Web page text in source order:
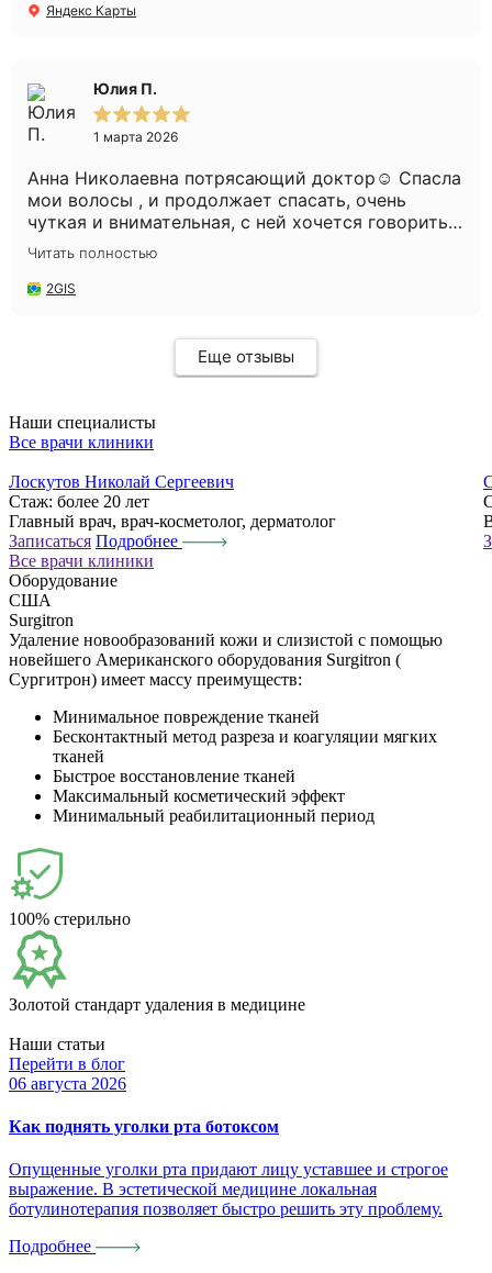
Яндекс Карты
Юлия П.
1 марта 2026
Анна Николаевна потрясающий доктор☺️ Спасла
мои волосы , и продолжает спасать, очень
чуткая и внимательная, с ней хочется говорить
часами😅 Администратор Александра такая
милая, с такой заботой всегда угощает
конфетками😍 Мне нравится у Вас , уютно и
Читать полностью
2GIS
Еще отзывы
Наши специалисты
Все врачи клиники
Лоскутов Николай Сергеевич
Стаж: более 20 лет
Главный врач, врач-косметолог, дерматолог
Записаться Подробнее
Все врачи клиники
Оборудование
США
Surgitron
Удаление новообразований кожи и слизистой с помощью
новейшего Американского оборудования Surgitron (
Сургитрон) имеет массу преимуществ:
Минимальное повреждение тканей
Бесконтактный метод разреза и коагуляции мягких
тканей
Быстрое восстановление тканей
Максимальный косметический эффект
Минимальный реабилитационный период
100% стерильно
Золотой стандарт удаления в медицине
Наши статьи
Перейти в блог
06 августа 2026
Как поднять уголки рта ботоксом
Опущенные уголки рта придают лицу уставшее и строгое
выражение. В эстетической медицине локальная
ботулинотерапия позволяет быстро решить эту проблему.
Подробнее